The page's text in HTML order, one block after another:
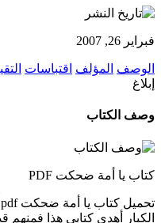
فبراير 26, 2007
الوصف المؤلف اقتباسات
إبلاغ
وصف الكتاب
كتاب يا أمة ضحكت PDF
الكبار أهدي كتابي هذا